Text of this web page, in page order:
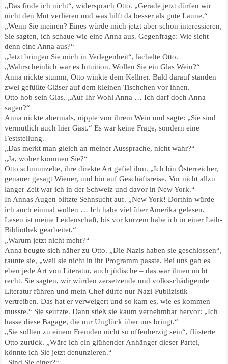
„Das finde ich nicht“, widersprach Otto. „Gerade jetzt dürfen wir
nicht den Mut verlieren und was hilft da besser als gute Laune.“
„Wenn Sie meinen? Eines würde mich jetzt aber schon interessieren,
Sie sagten, ich schaue wie eine Anna aus. Gegenfrage: Wie sieht
denn eine Anna aus?“
„Jetzt bringen Sie mich in Verlegenheit“, lächelte Otto.
„Wahrscheinlich war es Intuition. Wollen Sie ein Glas Wein?“
Anna nickte stumm, Otto winkte dem Kellner. Bald darauf standen
zwei gefüllte Gläser auf dem kleinen Tischchen vor ihnen.
Otto hob sein Glas. „Auf Ihr Wohl Anna … Ich darf doch Anna
sagen?“
Anna nickte abermals, nippte von ihrem Wein und sagte: „Sie sind
vermutlich auch hier Gast.“ Es war keine Frage, sondern eine
Feststellung.
„Das merkt man gleich an meiner Aussprache, nicht wahr?“
„Ja, woher kommen Sie?“
Otto schmunzelte, ihre direkte Art gefiel ihm. „Ich bin Österreicher,
genauer gesagt Wiener, und bin auf Geschäftsreise. Vor nicht allzu
langer Zeit war ich in der Schweiz und davor in New York.“
In Annas Augen blitzte Sehnsucht auf. „New York! Dorthin würde
ich auch einmal wollen … Ich habe viel über Amerika gelesen.
Lesen ist meine Leidenschaft, bis vor kurzem habe ich in einer Leih-
Bibliothek gearbeitet.“
„Warum jetzt nicht mehr?“
Anna beugte sich näher zu Otto. „Die Nazis haben sie geschlossen“,
raunte sie, „weil sie nicht in ihr Programm passte. Bei uns gab es
eben jede Art von Literatur, auch jüdische – das war ihnen nicht
recht. Sie sagten, wir würden zersetzende und volksschädigende
Literatur führen und mein Chef dürfe nur Nazi-Publizistik
vertreiben. Das hat er verweigert und so kam es, wie es kommen
musste.“ Sie seufzte. Dann stieß sie kaum vernehmbar hervor: „Ich
hasse diese Bagage, die nur Unglück über uns bringt.“
„Sie sollten zu einem Fremden nicht so offenherzig sein“, flüsterte
Otto zurück. „Wäre ich ein glühender Anhänger dieser Partei,
könnte ich Sie jetzt denunzieren.“
„Sind Sie einer?“